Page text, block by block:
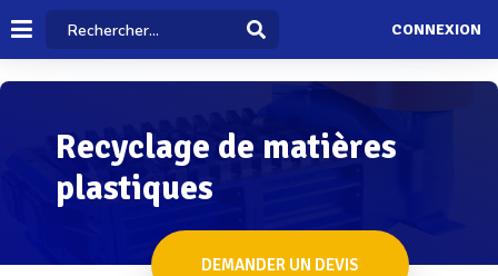
CONNEXION
Recyclage de matières
plastiques
DEMANDER UN DEVIS